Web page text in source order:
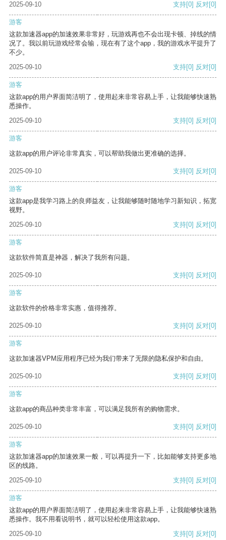
2025-09-10 支持[0] 反对[0]
游客
这款加速器app的加速效果非常好，玩游戏再也不会出现卡顿、掉线的情
况了。我以前玩游戏经常会输，现在有了这个app，我的游戏水平提升了
不少。
2025-09-10
支持[0] 反对[0]
游客
这款app的用户界面简洁明了，使用起来非常容易上手，让我能够快速熟
悉操作。
2025-09-10
支持[0] 反对[0]
游客
这款app的用户评论非常真实，可以帮助我做出更准确的选择。
2025-09-10 支持[0] 反对[0]
游客
这款app是我学习路上的良师益友，让我能够随时随地学习新知识，拓宽
视野。
2025-09-10
支持[0] 反对[0]
游客
这款软件简直是神器，解决了我所有问题。
2025-09-10 支持[0] 反对[0]
游客
这款软件的价格非常实惠，值得推荐。
2025-09-10 支持[0] 反对[0]
游客
这款加速器VPM应用程序已经为我们带来了无限的隐私保护和自由。
2025-09-10 支持[0] 反对[0]
游客
这款app的商品种类非常丰富，可以满足我所有的购物需求。
2025-09-10 支持[0] 反对[0]
游客
这款加速器app的加速效果一般，可以再提升一下，比如能够支持更多地
区的线路。
2025-09-10
支持[0] 反对[0]
游客
这款app的用户界面简洁明了，使用起来非常容易上手，让我能够快速熟
悉操作。我不用看说明书，就可以轻松使用这款app。
2025-09-10
支持[0] 反对[0]